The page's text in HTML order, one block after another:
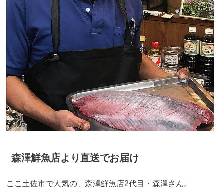
森澤鮮魚店より直送でお届け
ここ土佐市で人気の、森澤鮮魚店2代目・森澤さん。